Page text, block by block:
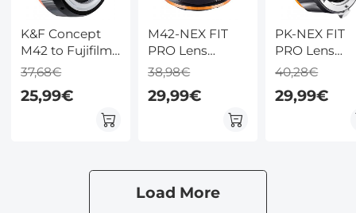
K&F Concept
M42 to Fujifilm
X Mount
Adapter
37,68€
25,99€
M42-NEX FIT
PRO Lens
Adapter –
Handmatige
Focus voor M42
DSLR Lenzen
38,98€
29,99€
PK-NEX FIT
PRO Lens
Adapter
Handmatige
Focus
40,28€
29,99€
Load More